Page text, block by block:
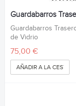
Guardabarros
Guardabarros
de Vidrio
75,00 €
AÑADIR A LA CESTA